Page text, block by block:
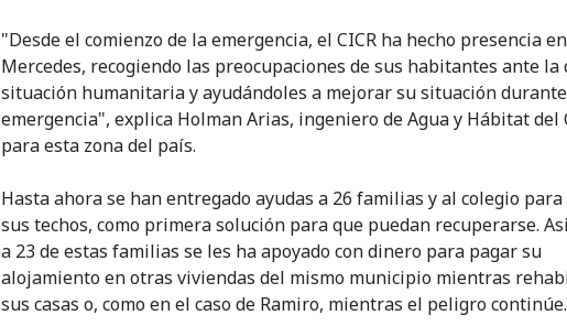
"Desde el comienzo de la emergencia, el CICR ha hecho presencia
Mercedes, recogiendo las preocupaciones de sus habitantes ante
situación humanitaria y ayudándoles a mejorar su situación
emergencia", explica Holman Arias, ingeniero de Agua y Hábitat del
para esta zona del país.
Hasta ahora se han entregado ayudas a 26 familias y al colegio
sus techos, como primera solución para que puedan recuperarse.
a 23 de estas familias se les ha apoyado con dinero para pagar su
alojamiento en otras viviendas del mismo municipio mientras
sus casas o, como en el caso de Ramiro, mientras el peligro continúe.